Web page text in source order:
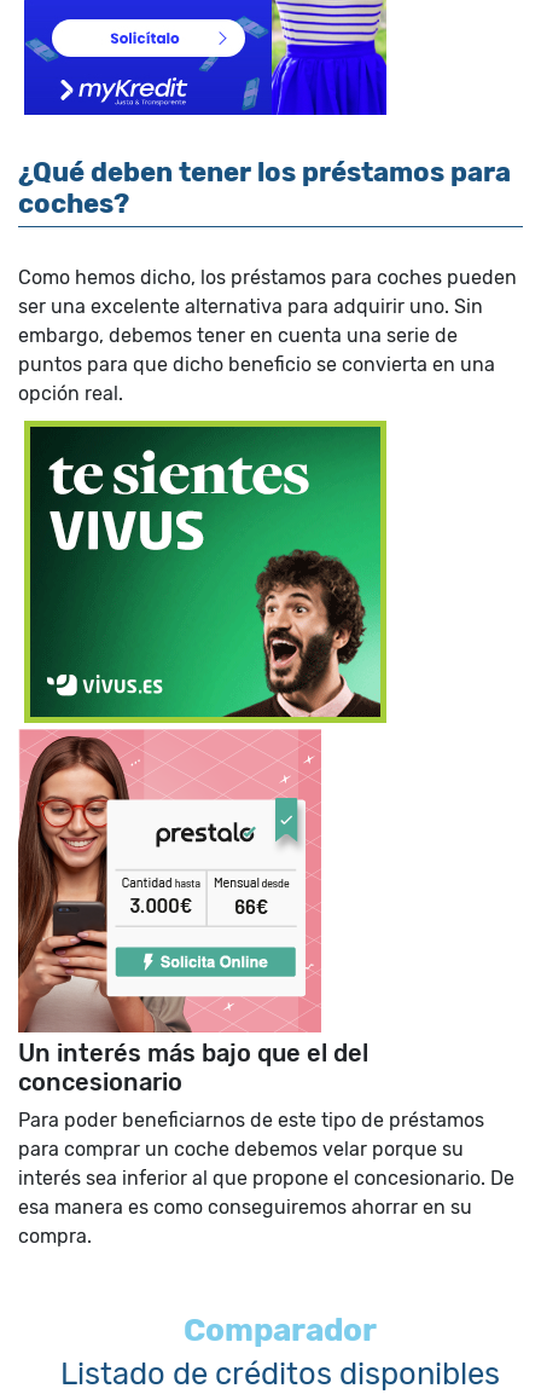
¿Qué deben tener los préstamos para
coches?
Como hemos dicho, los préstamos para coches pueden
ser una excelente alternativa para adquirir uno. Sin
embargo, debemos tener en cuenta una serie de
puntos para que dicho beneficio se convierta en una
opción real.
Un interés más bajo que el del
concesionario
Para poder beneficiarnos de este tipo de préstamos
para comprar un coche debemos velar porque su
interés sea inferior al que propone el concesionario. De
esa manera es como conseguiremos ahorrar en su
compra.
Comparador
Listado de créditos disponibles